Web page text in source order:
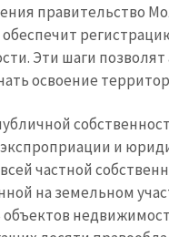
правительство
Эти шаги
освоение
и
частной
на земельном
объектов